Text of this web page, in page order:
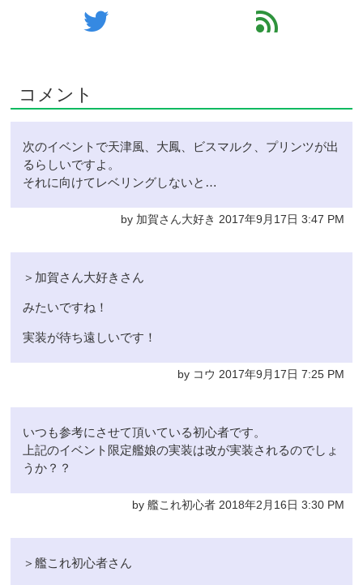
twitter feed
コメント
次のイベントで天津風、大鳳、ビスマルク、プリンツが出
るらしいですよ。
それに向けてレベリングしないと…
by 加賀さん大好き 2017年9月17日 3:47 PM
＞加賀さん大好きさん
みたいですね！
実装が待ち遠しいです！
by コウ 2017年9月17日 7:25 PM
いつも参考にさせて頂いている初心者です。
上記のイベント限定艦娘の実装は改が実装されるのでしょ
うか？？
by 艦これ初心者 2018年2月16日 3:30 PM
＞艦これ初心者さん